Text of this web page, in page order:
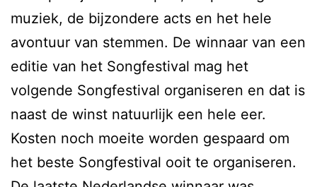
muziek, de bijzondere acts en het hele
avontuur van stemmen. De winnaar van een
editie van het Songfestival mag het
volgende Songfestival organiseren en dat is
naast de winst natuurlijk een hele eer.
Kosten noch moeite worden gespaard om
het beste Songfestival ooit te organiseren.